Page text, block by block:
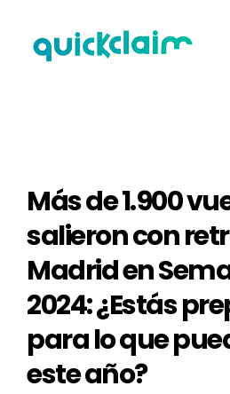
Más de 1.900
salieron con
Madrid en
2024: ¿Estás
para lo que
este año?